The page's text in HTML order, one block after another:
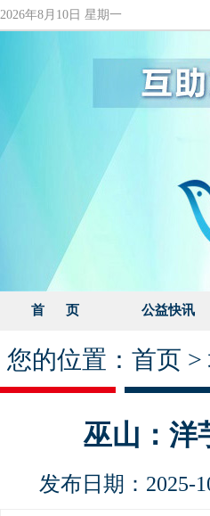
2026年8月10日 星期一
首 页 公益快讯
您的位置： 首页 >
巫山：洋
发布日期：